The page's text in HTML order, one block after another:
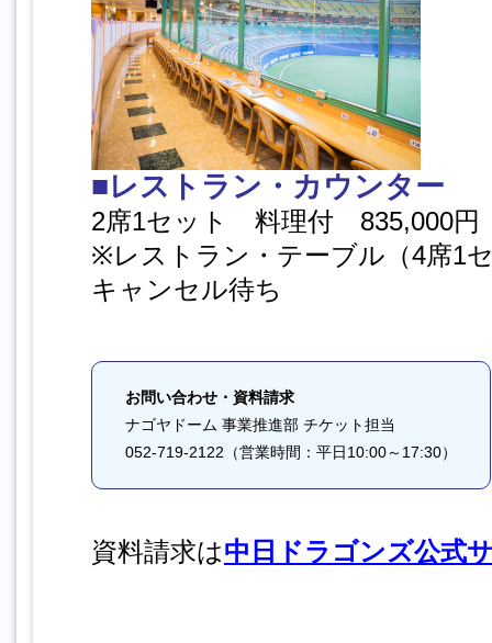
■レストラン・カウンター
2席1セット 料理付 835,000円
※レストラン・テーブル（4席1
キャンセル待ち
お問い合わせ・資料請求
ナゴヤドーム 事業推進部 チケット担当
052-719-2122（営業時間：平日10:00～17:30）
資料請求は中日ドラゴンズ公式